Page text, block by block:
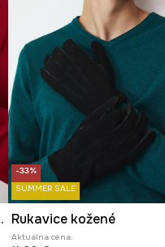
farba
-33%
SUMMER SALE
Rukavice kožené
Aktuálna cena: